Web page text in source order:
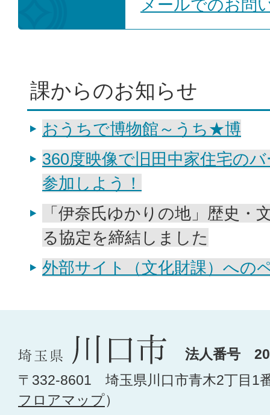
メールでのお問
課からのお知らせ
おうちで博物館～うち★博
360度映像で旧田中家住宅の
参加しよう！
「伊奈氏ゆかりの地」歴史・
る協定を締結しました
外部サイト（文化財課）への
法人番号
〒332-8601 埼玉県川口市青木2丁目1
フロアマップ）